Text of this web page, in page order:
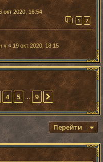
окт 2020, 16:54
1 2
ч«19 окт 2020, 18:15
из
4 5 … 9 След.
Перейти